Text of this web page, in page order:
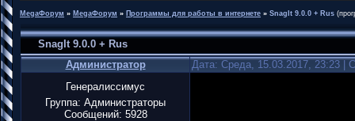
MegaФорум » MegaФорум » Программы для работы в интернете » SnagIt 9.0.0 + Rus
SnagIt 9.0.0 + Rus
Администратор
Дата: Среда, 15.03.2017, 23:23 |
Генералиссимус
Группа: Администраторы
Сообщений: 5928